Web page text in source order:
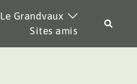
Le Grandvaux
Sites amis